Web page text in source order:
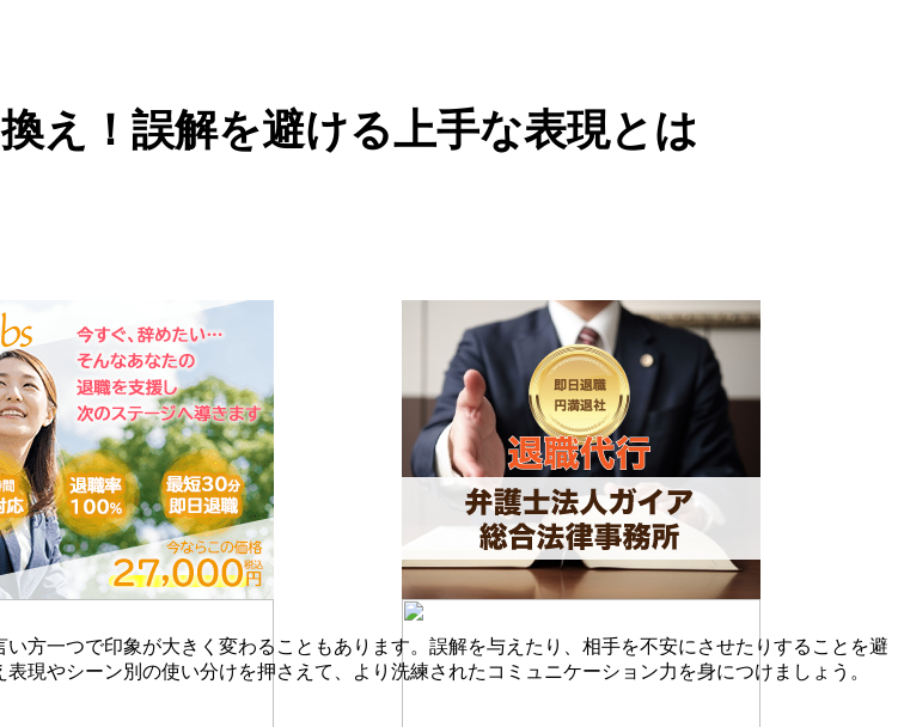
え！誤解を避ける上手な表現とは
方一つで印象が大きく変わることもあります。誤解を与えたり、相手を不安にさせたりすることを避
現やシーン別の使い分けを押さえて、より洗練されたコミュニケーション力を身につけましょう。